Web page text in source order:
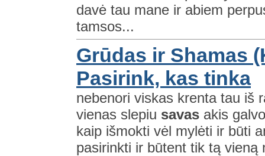
davė tau mane ir abiem
tamsos...
Grūdas ir Shamas
Pasirink, kas tinka
nebenori viskas krenta tau iš
vienas slepiu savas akis
kaip išmokti vėl mylėti ir būti
pasirinkti ir būtent tik tą vieną